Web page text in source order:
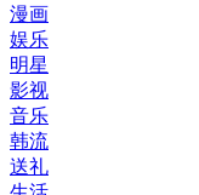
漫画
娱乐
明星
影视
音乐
韩流
送礼